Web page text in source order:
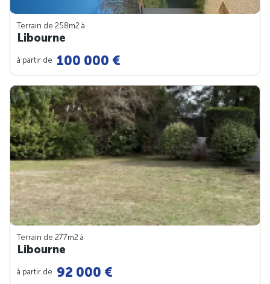
Terrain de 258m2 à
Libourne
à partir de 100 000 €
Terrain de 277m2 à
Libourne
à partir de 92 000 €